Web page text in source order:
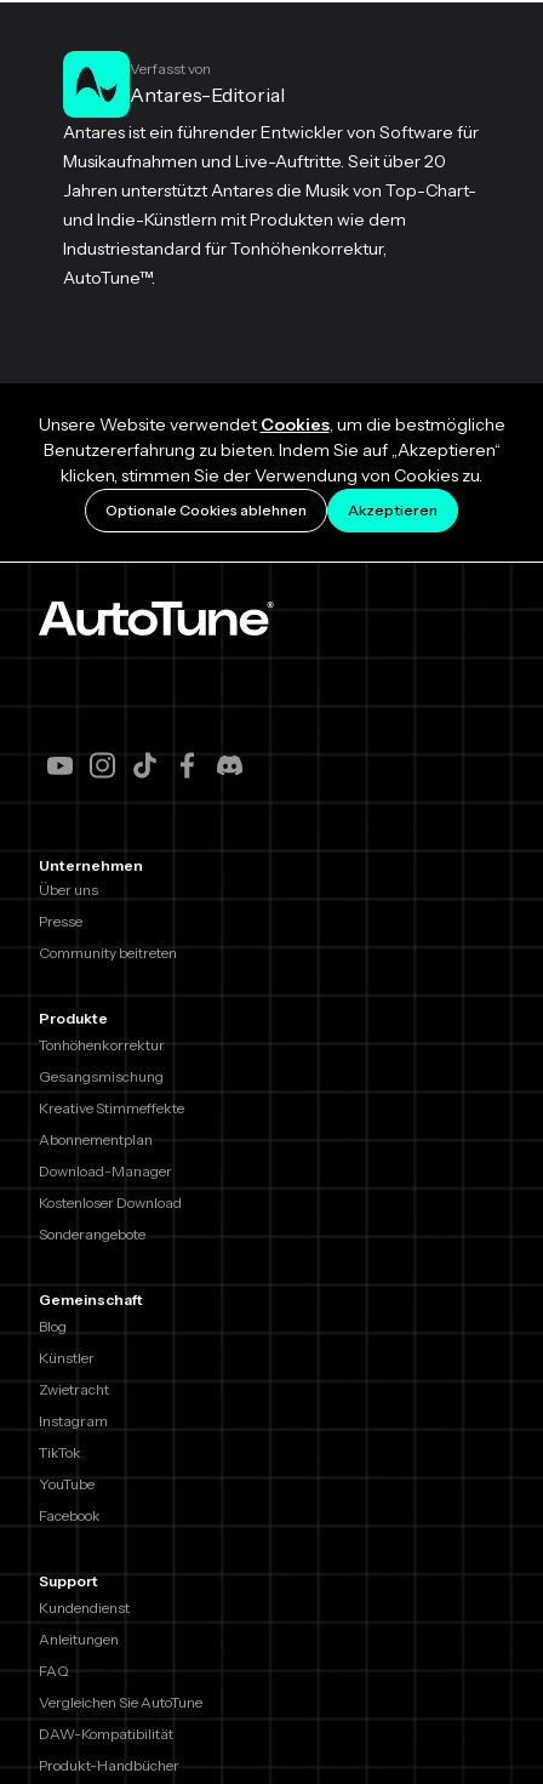
Verfasst von
Antares-Editorial
Antares ist ein führender Entwickler von Software für
Musikaufnahmen und Live-Auftritte. Seit über 20
Jahren unterstützt Antares die Musik von Top-Chart-
und Indie-Künstlern mit Produkten wie dem
Industriestandard für Tonhöhenkorrektur,
AutoTune™.
Unsere Website verwendetCookies, um die bestmögliche
Benutzererfahrung zu bieten. Indem Sie auf „Akzeptieren“
klicken, stimmen Sie der Verwendung von Cookies zu.
Optionale Cookies ablehnen Akzeptieren
Unternehmen
Über uns
Presse
Community beitreten
Produkte
Tonhöhenkorrektur
Gesangsmischung
Kreative Stimmeffekte
Abonnementplan
Download-Manager
Kostenloser Download
Sonderangebote
Gemeinschaft
Blog
Künstler
Zwietracht
Instagram
TikTok
YouTube
Facebook
Support
Kundendienst
Anleitungen
FAQ
Vergleichen Sie AutoTune
DAW-Kompatibilität
Produkt-Handbücher